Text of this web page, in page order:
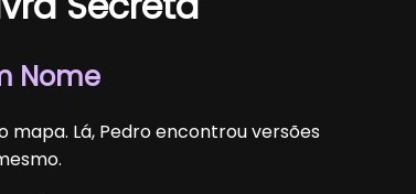
Nome
Lá, Pedro encontrou versões